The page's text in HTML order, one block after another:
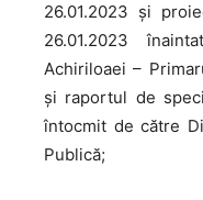
26.01.2023 și
26.01.2023
Achiriloaei –
şi raportul de
întocmit de către
Publică;